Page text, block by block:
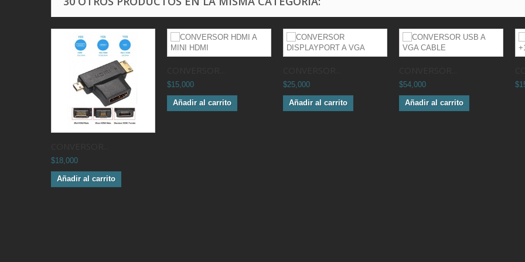
$18,000
Añadir al carrito
$15,000
Añadir al carrito
$25,000
Añadir al carrito
$54,000
Añadir al carrito